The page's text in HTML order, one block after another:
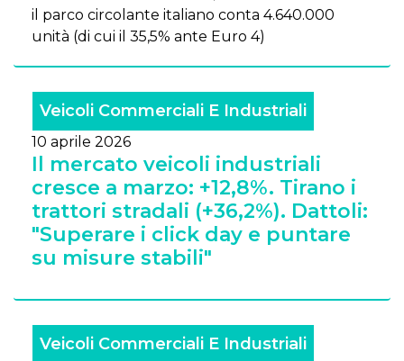
il parco circolante italiano conta 4.640.000
unità (di cui il 35,5% ante Euro 4)
Veicoli Commerciali E Industriali
10 aprile 2026
Il mercato veicoli industriali
cresce a marzo: +12,8%. Tirano i
trattori stradali (+36,2%). Dattoli:
"Superare i click day e puntare
su misure stabili"
Veicoli Commerciali E Industriali